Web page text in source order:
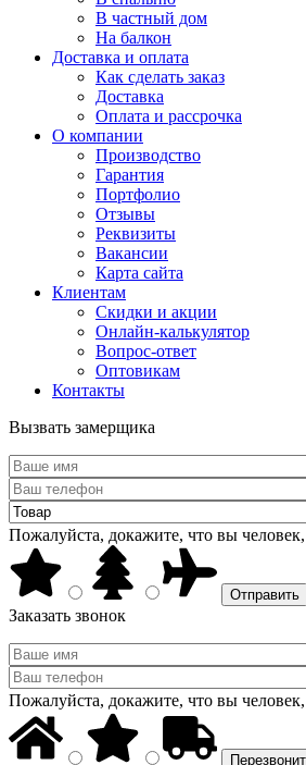
В частный дом
На балкон
Доставка и оплата
Как сделать заказ
Доставка
Оплата и рассрочка
О компании
Производство
Гарантия
Портфолио
Отзывы
Реквизиты
Вакансии
Карта сайта
Клиентам
Скидки и акции
Онлайн-калькулятор
Вопрос-ответ
Оптовикам
Контакты
Вызвать замерщика
Пожалуйста, докажите, что вы
Заказать звонок
Пожалуйста, докажите, что вы